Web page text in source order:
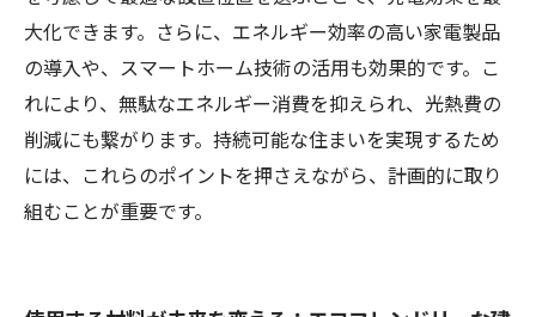
大化できます。さらに、エネルギー効率の高い家電製品
の導入や、スマートホーム技術の活用も効果的です。こ
れにより、無駄なエネルギー消費を抑えられ、光熱費の
削減にも繋がります。持続可能な住まいを実現するため
には、これらのポイントを押さえながら、計画的に取り
組むことが重要です。